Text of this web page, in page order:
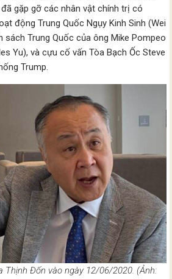
gặp gỡ các nhân vật chính trị có
động Trung Quốc Ngụy Kinh Sinh (Wei
sách Trung Quốc của ông Mike Pompeo
Yu), và cựu cố vấn Tòa Bạch Ốc Steve
Trump.
Thịnh Đốn vào ngày 12/06/2020. (Ảnh: